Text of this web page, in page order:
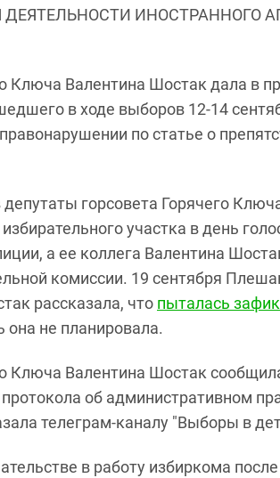
ИНОСТРАННОГО
Ключа Валентина Шостак дала в
в ходе выборов 12-14
по статье о
депутаты горсовета Горячего
участка в день
а ее коллега Валентина
комиссии. 19 сентября
рассказала, что пыталась
она не планировала.
Ключа Валентина Шостак
об административном
телеграм-каналу "Выборы в
в работу избиркома